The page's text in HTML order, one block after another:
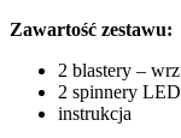
Zawartość zestawu:
2 blastery –
2 spinnery LED
instrukcja